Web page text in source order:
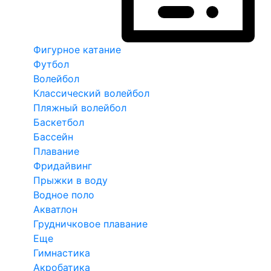
Фигурное катание
Футбол
Волейбол
Классический волейбол
Пляжный волейбол
Баскетбол
Бассейн
Плавание
Фридайвинг
Прыжки в воду
Водное поло
Акватлон
Грудничковое плавание
Еще
Гимнастика
Акробатика